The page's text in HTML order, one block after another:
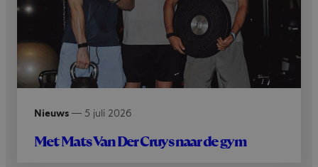
Nieuws —5 juli 2026
Met Mats Van Der Cruys naar de gym